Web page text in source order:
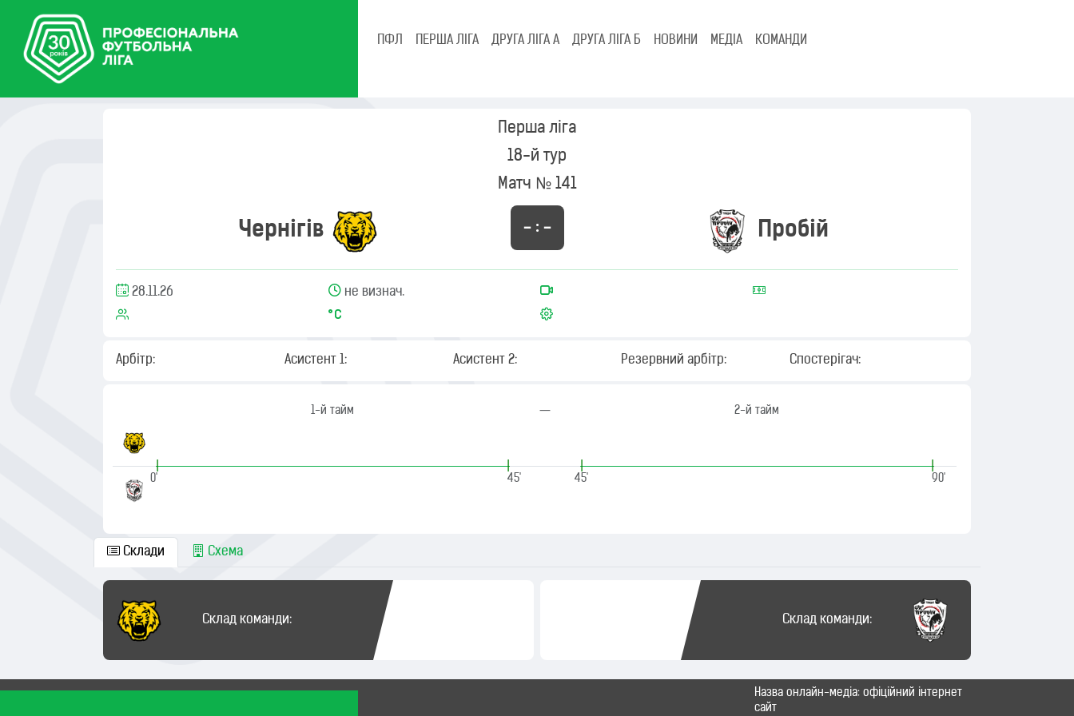
ПФЛ ПЕРША ЛІГА ДРУГА ЛІГА А ДРУГА ЛІГА Б НОВИНИ МЕДІА КОМАНДИ
Перша ліга
18-й тур
Матч № 141
Чернігів – : – Пробій
28.11.26 не визнач.
Арбітр: Асистент 1: Асистент 2: Резервний арбітр: Спостерігач:
1-й тайм
|
0'
|
45'
— 2-й тайм
|
45'
|
90'
Склади Схема
Склад команди: Склад команди:
Назва онлайн-медіа: офіційний інтернет
сайт